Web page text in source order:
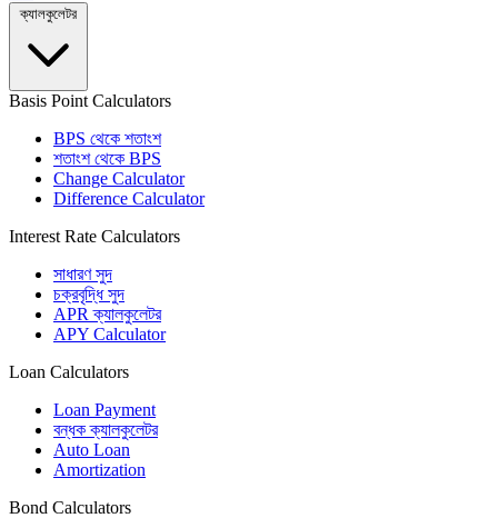
Basis Point Calculators
BPS থেকে শতাংশ
শতাংশ থেকে BPS
Change Calculator
Difference Calculator
Interest Rate Calculators
সাধারণ সুদ
চক্রবৃদ্ধি সুদ
APR ক্যালকুলেটর
APY Calculator
Loan Calculators
Loan Payment
বন্ধক ক্যালকুলেটর
Auto Loan
Amortization
Bond Calculators